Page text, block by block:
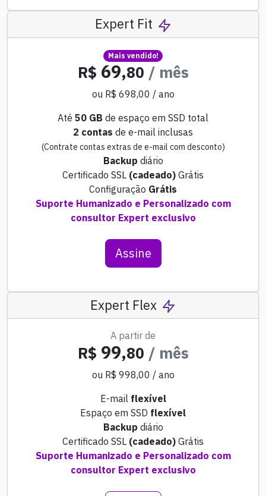
Expert Fit
Mais vendido!
R$ 69,80 / mês
ou R$ 698,00 / ano
Até 50 GB de espaço em SSD total
2 contas de e-mail inclusas
(Contrate contas extras de e-mail com desconto)
Backup diário
Certificado SSL (cadeado) Grátis
Configuração Grátis
Suporte Humanizado e Personalizado com
consultor Expert exclusivo
Assine
Expert Flex
A partir de
R$ 99,80 / mês
ou R$ 998,00 / ano
E-mail flexível
Espaço em SSD flexível
Backup diário
Certificado SSL (cadeado) Grátis
Suporte Humanizado e Personalizado com
consultor Expert exclusivo